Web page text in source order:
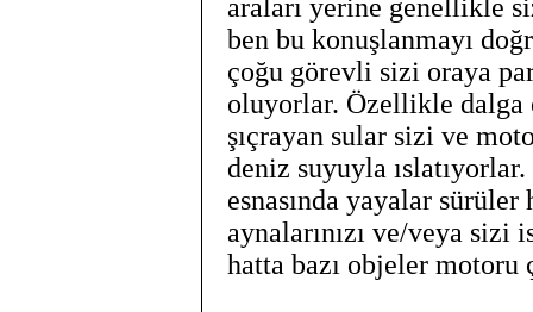
araları yerine genellikle
ben bu konuşlanmayı
çoğu görevli sizi oraya
oluyorlar. Özellikle dalga
şıçrayan sular sizi ve
deniz suyuyla
esnasında yayalar sürüler
aynalarınızı ve/veya sizi
hatta bazı objeler